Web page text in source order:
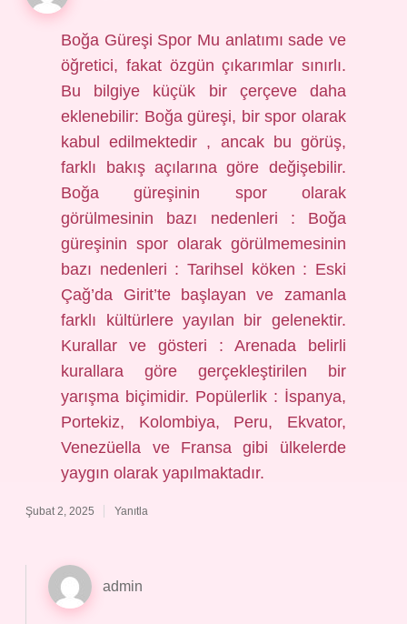
Boğa Güreşi Spor Mu anlatımı sade ve
öğretici, fakat özgün çıkarımlar sınırlı.
Bu bilgiye küçük bir çerçeve daha
eklenebilir: Boğa güreşi, bir spor olarak
kabul edilmektedir , ancak bu görüş,
farklı bakış açılarına göre değişebilir.
Boğa güreşinin spor olarak
görülmesinin bazı nedenleri : Boğa
güreşinin spor olarak görülmemesinin
bazı nedenleri : Tarihsel köken : Eski
Çağ’da Girit’te başlayan ve zamanla
farklı kültürlere yayılan bir gelenektir.
Kurallar ve gösteri : Arenada belirli
kurallara göre gerçekleştirilen bir
yarışma biçimidir. Popülerlik : İspanya,
Portekiz, Kolombiya, Peru, Ekvator,
Venezüella ve Fransa gibi ülkelerde
yaygın olarak yapılmaktadır.
Şubat 2, 2025 Yanıtla
admin